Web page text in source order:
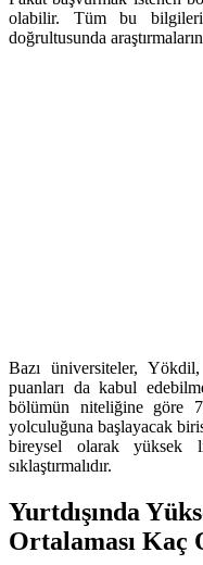
olabilir. Tüm bu
doğrultusunda
Bazı üniversiteler,
puanları da kabul
bölümün niteliğine göre
yolculuğuna başlayacak
bireysel olarak yüksek
sıklaştırmalıdır.
Yurtdışında
Ortalaması Kaç